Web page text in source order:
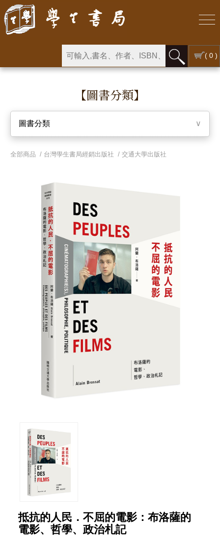
( 0 )
【圖書分類】
圖書分類 ∨
全部商品 / 台灣學生書局經銷出版社 /交通大學出版社
抵抗的人民．不屈的電影：布洛薩的
電影、哲學、政治札記